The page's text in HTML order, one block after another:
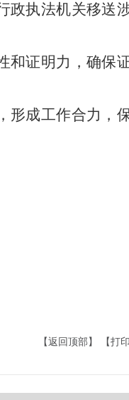
政执法机关移送
和证明力，确保
形成工作合力，
【返回顶部】
【打